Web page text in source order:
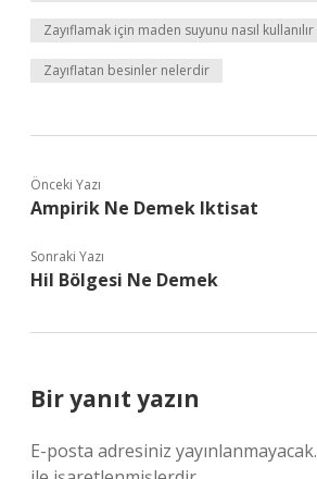
Zayıflamak için maden suyunu nasıl kullanılır
Zayıflatan besinler nelerdir
Önceki Yazı
Ampirik Ne Demek Iktisat
Sonraki Yazı
Hil Bölgesi Ne Demek
Bir yanıt yazın
E-posta adresiniz yayınlanmayacak.